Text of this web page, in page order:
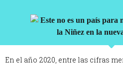
En el año 2020, entre las cifras